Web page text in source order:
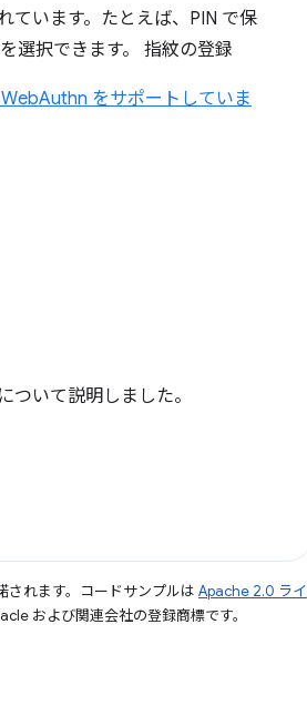
ています。たとえば、PIN で保
選択できます。 指紋の登録
をサポートしていま
いて説明しました。
されます。コードサンプルは Apache 2.0 ライ
および関連会社の登録商標です。